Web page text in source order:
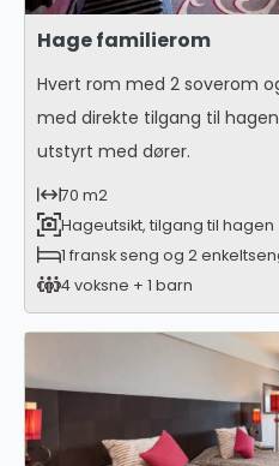
Hage familierom
Hvert rom med 2 soverom
med direkte tilgang til
utstyrt med dører.
70 m2
Hageutsikt, tilgang til hagen
1 fransk seng og 2
4 voksne + 1 barn